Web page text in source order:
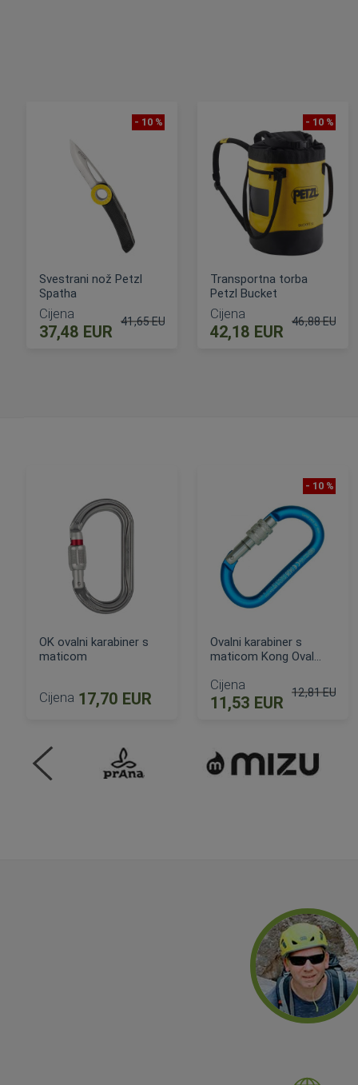
- 10 %
Svestrani nož Petzl
Spatha
Cijena
37,48 EUR Standardna cijena
41,65 EUR
- 10 %
Transportna torba
Petzl Bucket
Cijena
42,18 EUR
46,88 EUR
OK ovalni karabiner s
maticom
Cijena 17,70 EUR
- 10 %
Ovalni karabiner s
maticom Kong Oval
Cijena
11,53 EUR
12,81 EUR